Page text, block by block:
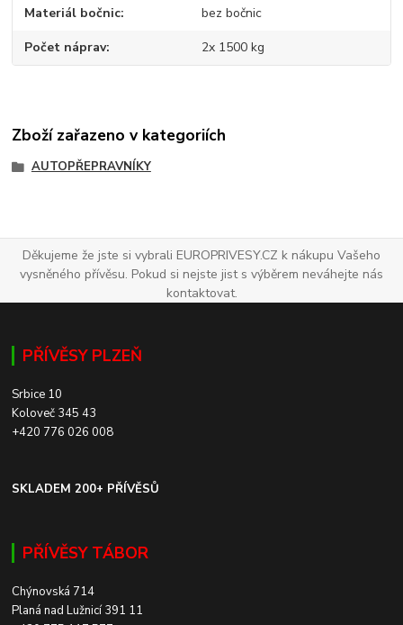
Materiál bočnic bez bočnic
Počet náprav 2x 1500 kg
Zboží zařazeno v kategoriích
AUTOPŘEPRAVNÍKY
Děkujeme že jste si vybrali EUROPRIVESY.CZ k nákupu Vašeho
vysněného přívěsu. Pokud si nejste jist s výběrem neváhejte nás
kontaktovat.
PŘÍVĚSY PLZEŇ
Srbice 10
Koloveč 345 43
+420 776 026 008
SKLADEM 200+ PŘÍVĚSŮ
PŘÍVĚSY TÁBOR
Chýnovská 714
Planá nad Lužnicí 391 11